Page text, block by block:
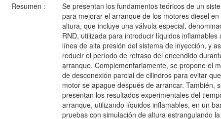
Resumen :
Se presentan los fundamentos teóricos de un
para mejorar el arranque de los motores diesel en
altura, que incluye una válvula especial,
RND, utilizada para introducir líquidos inflamables
línea de alta presión del sistema de inyección, y
reducir el período de retraso del encendido
arranque. Complementariamente, se propone el
de desconexión parcial de cilindros para evitar
motor se apague después de arrancar. También,
presentan los resultados experimentales del
arranque, utilizando líquidos inflamables, en un
pruebas con simulación de altura estrangulando la